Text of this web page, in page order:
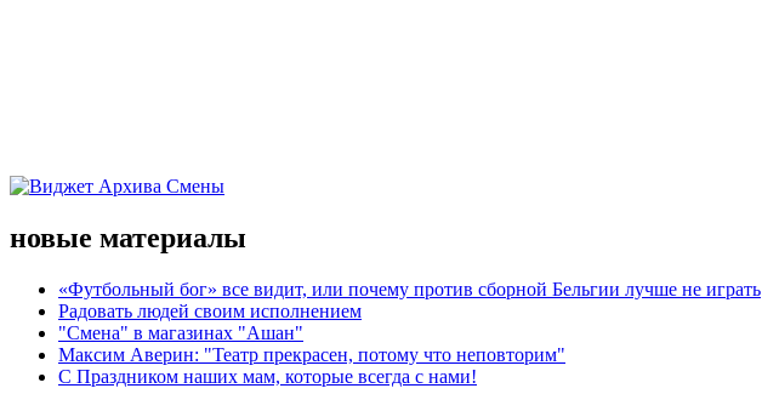
новые материалы
«Футбольный бог» все видит, или почему против сборной Бельгии лучше не играть
Радовать людей своим исполнением
"Смена" в магазинах "Ашан"
Максим Аверин: "Театр прекрасен, потому что неповторим"
С Праздником наших мам, которые всегда с нами!